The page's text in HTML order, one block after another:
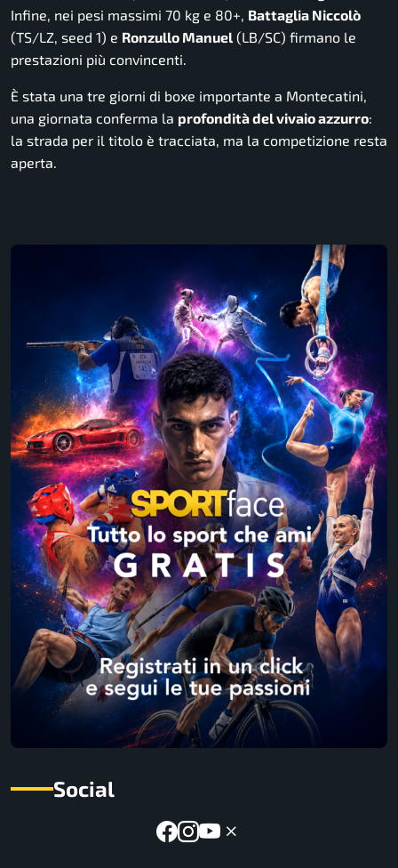
Infine, nei pesi massimi 70 kg e 80+, Battaglia Niccolò
(TS/LZ, seed 1) e Ronzullo Manuel (LB/SC) firmano le
prestazioni più convincenti.
È stata una tre giorni di boxe importante a Montecatini,
una giornata conferma la profondità del vivaio azzurro:
la strada per il titolo è tracciata, ma la competizione resta
aperta.
Social